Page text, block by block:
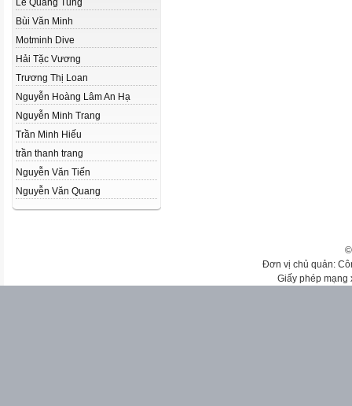
Lê Quang Tùng
Bùi Văn Minh
Motminh Dive
Hải Tặc Vương
Trương Thị Loan
Nguyễn Hoàng Lâm An Hạ
Nguyễn Minh Trang
Trần Minh Hiếu
trần thanh trang
Nguyễn Văn Tiến
Nguyễn Văn Quang
Đơn vị chủ quản:
Giấy phép mạng